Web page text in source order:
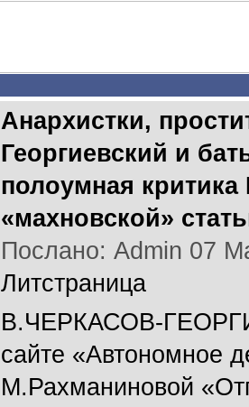
Анархистки,
Георгиевский и
полоумная
«махновской»
Послано: Admin 07
Литстраница
B.ЧЕРКАСОВ-
сайте «Автономное
М.Рахманиновой